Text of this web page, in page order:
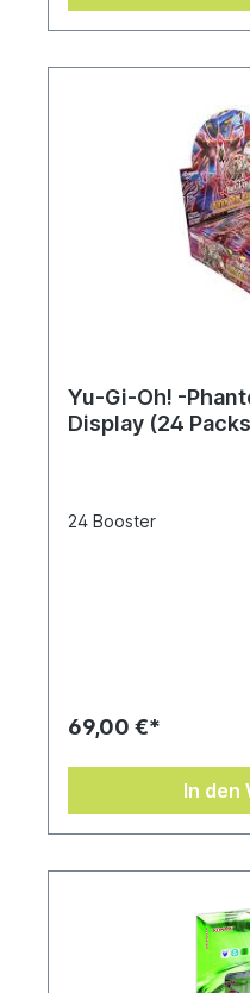
Yu-Gi-Oh! -
Display (24
24 Booster
69,00 €*
In den